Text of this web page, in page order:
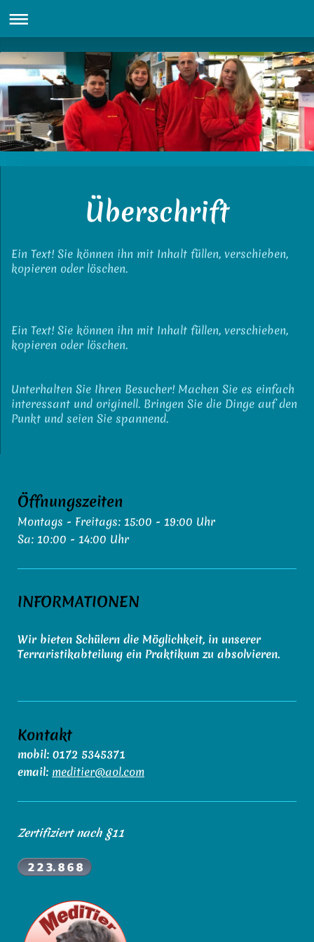
Überschrift
Ein Text! Sie können ihn mit Inhalt füllen, verschieben,
kopieren oder löschen.
Ein Text! Sie können ihn mit Inhalt füllen, verschieben,
kopieren oder löschen.
Unterhalten Sie Ihren Besucher! Machen Sie es einfach
interessant und originell. Bringen Sie die Dinge auf den
Punkt und seien Sie spannend.
Öffnungszeiten
Montags - Freitags: 15:00 - 19:00 Uhr
Sa: 10:00 - 14:00 Uhr
INFORMATIONEN
Wir bieten Schülern die Möglichkeit, in unserer
Terraristikabteilung ein Praktikum zu absolvieren.
Kontakt
mobil: 0172 5345371
email: meditier@aol.com
Zertifiziert nach §11